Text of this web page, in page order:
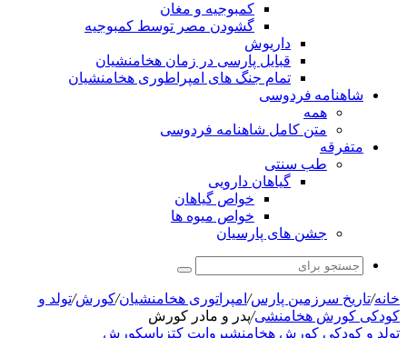
کمبوجیه و مغان
گشودن مصر توسط کمبوجیه
داریوش
قبایل پارسی در زمان هخامنشیان
تمام جنگ های امپراطوری هخامنشیان
شاهنامه فردوسی
همه
متن کامل شاهنامه فردوسی
متفرقه
طب سنتی
گیاهان دارویی
خواص گیاهان
خواص میوه ها
جشن های پارسیان
جستجو
برای
خانه/تاریخ سرزمین پارس/ امپراتوری هخامنشیان/کورش/تولد و
کودکی کورش هخامنشی/پدر و مادر کورش
تولد و کودکی کورش هخامنشیروایت کتزیاسکورش